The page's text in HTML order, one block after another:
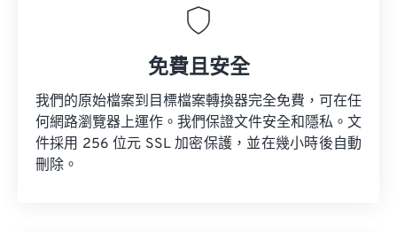
免費且安全
我們的原始檔案到目標檔案轉換器完全免費，可在任
何網路瀏覽器上運作。我們保證文件安全和隱私。文
件採用 256 位元 SSL 加密保護，並在幾小時後自動
刪除。